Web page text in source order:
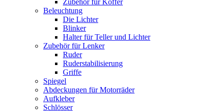
Zubehör für Koffer
Beleuchtung
Die Lichter
Blinker
Halter für Teller und Lichter
Zubehör für Lenker
Ruder
Ruderstabilisierung
Griffe
Spiegel
Abdeckungen für Motorräder
Aufkleber
Schlösser